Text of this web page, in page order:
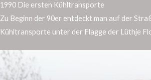
1990 Die ersten Kühltransporte
Zu Beginn der 90er entdeckt man auf der
Kühltransporte unter der Flagge der Lüthje